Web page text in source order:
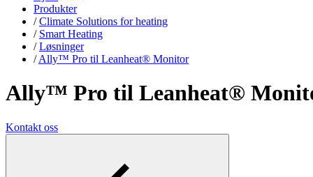
Produkter
/ Climate Solutions for heating
/ Smart Heating
/ Løsninger
/ Ally™ Pro til Leanheat® Monitor
Ally™ Pro til Leanheat®
Kontakt oss